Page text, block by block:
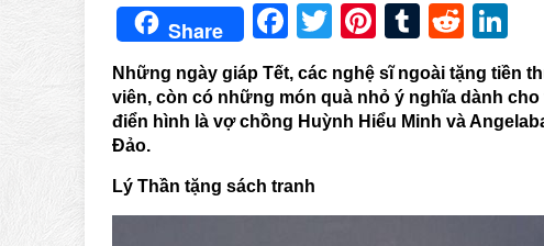
Share Facebook
TwitterPinterest
Tumblr
Những ngày giáp Tết, các nghệ sĩ ngoài tặng tiền
viên, còn có những món quà nhỏ ý nghĩa dành
điển hình là vợ chồng Huỳnh Hiểu Minh và
Đảo.
Lý Thần tặng sách tranh